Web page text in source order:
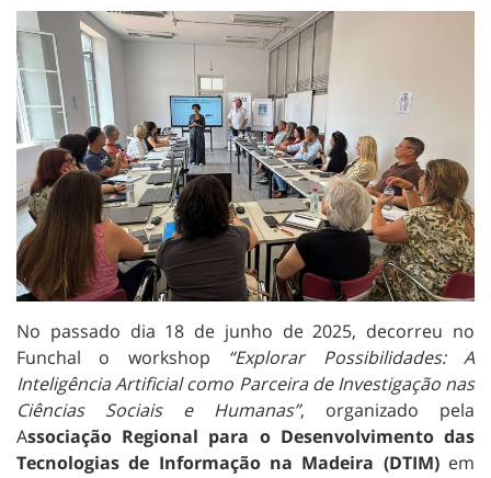
No passado dia 18 de junho de 2025, decorreu no
Funchal o workshop “Explorar Possibilidades: A
Inteligência Artificial como Parceira de Investigação nas
Ciências Sociais e Humanas”, organizado pela
Associação Regional para o Desenvolvimento das
Tecnologias de Informação na Madeira (DTIM)em